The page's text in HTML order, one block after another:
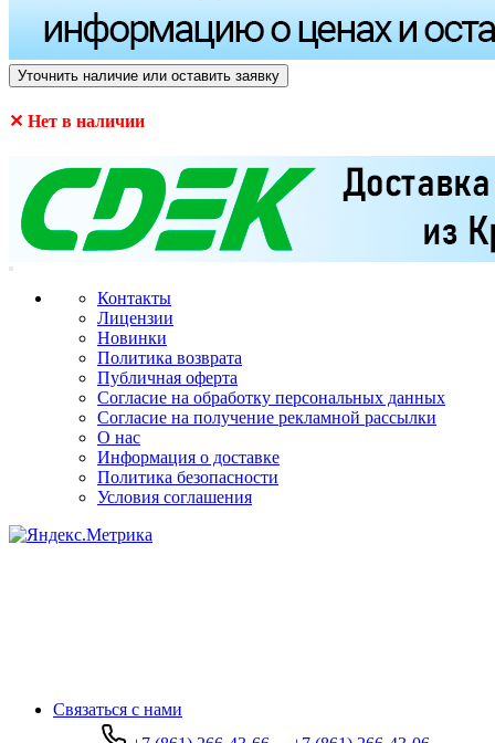
Уточнить наличие или оставить заявку
✕ Нет в наличии
Контакты
Лицензии
Новинки
Политика возврата
Публичная оферта
Согласие на обработку персональных данных
Согласие на получение рекламной рассылки
О нас
Информация о доставке
Политика безопасности
Условия соглашения
Связаться с нами